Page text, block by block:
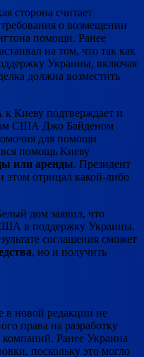
сторона считает
о возмещении
помощи. Ранее
на том, что так как
Украины, включая
должна возместить
Киеву подтверждает и
США Джо Байденом
для помощи
вся помощь Киеву
или аренды. Президент
отрицал какой-либо
дом заявил, что
в поддержку Украины.
соглашения сможет
, но и получить
в новой редакции не
права на разработку
Ранее Украина
поскольку это могло